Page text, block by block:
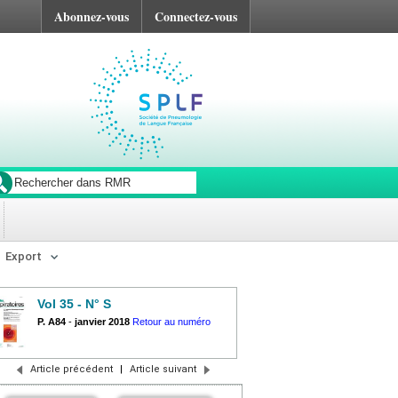
Abonnez-vous Connectez-vous
Export
Vol 35 - N° S
P. A84 - janvier 2018 Retour au numéro
Article précédent | Article suivant